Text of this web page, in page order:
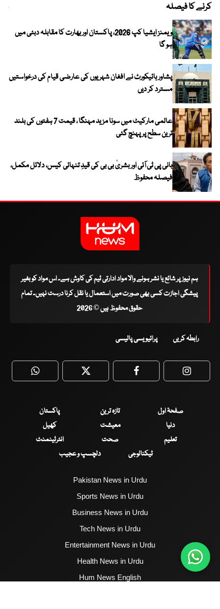
کرنے کا فیصلہ
ویمنز ایشیا کپ 2026، پاکستان اور بھارت کا مقابلہ دبئی میں
ہو گا
پشاور ہائیکورٹ نے افغان شہریوں کی عارضی قیام کی درخواستیں
مسترد کر دیں
عالمی مارکیٹ میں سونا مزید مہنگا ، قیمت 7 ہفتوں کی بلند
ترین سطح پر پہنچ گئی
بانی پی ٹی آئی اور بشریٰ بی بی کی قیدِ تنہائی کیس، دلائل مکمل،
فیصلہ محفوظ
ہم نیوز پر شائع یا نشر ہونے والا مواد ادارتی ٹیم کی کاوش ہے۔ اس مواد کو بغیر
پیشگی اجازت کسی بھی صورت میں استعمال یا نقل کرنا درست نہیں۔ تمام
حقوق محفوظ ہیں © 2026
رابطہ کریں پرائیویسی پالیسی
WhatsApp Twitter Facebook
صفحۂ اول تازہ ترین
پاکستان
دنیا
معیشت
کھیل
تعلیم
صحت
انٹرٹینمنٹ
ٹیکنالوجی
دلچسپ و عجیب
Pakistan News in Urdu
Sports News in Urdu
Business News in Urdu
Tech News in Urdu
Entertainment News in Urdu
Health News in Urdu
Hum News English